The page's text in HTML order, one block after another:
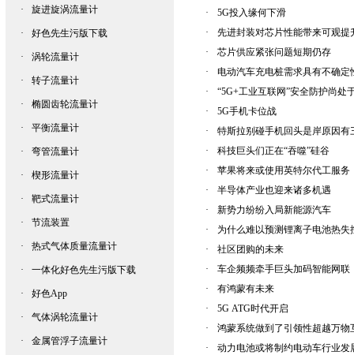
· 旋进旋涡流量计
· 好色先生污版下载
· 涡轮流量计
· 转子流量计
· 椭圆齿轮流量计
· 平衡流量计
· 弯管流量计
· 楔形流量计
· 靶式流量计
· 节流装置
· 热式气体质量流量计
· 一体化好色先生污版下载
· 好色App
· 气体涡轮流量计
· 金属管浮子流量计
·
5G投入缘何下滑
·
先进封装对芯片性能带来可观提
·
芯片供应紧张问题短期仍存
·
电动汽车充电桩需求具有不确定
·
“5G+工业互联网”安全防护尚处
·
5G手机卡位战
·
特斯拉别碰手机回头是岸原因有
·
科技巨头们正在“吞噬”硅谷
·
苹果将来或使用英特尔代工服务
·
半导体产业也迎来诸多机遇
·
新势力纷纷入局新能源汽车
·
为什么难以预测锂离子电池热失控
·
社区团购的未来
·
车企频频牵手巨头加码智能网联
·
有鸿蒙有未来
·
5G ATG时代开启
·
鸿蒙系统做到了引领性超越万物
·
动力电池或将制约电动车行业发